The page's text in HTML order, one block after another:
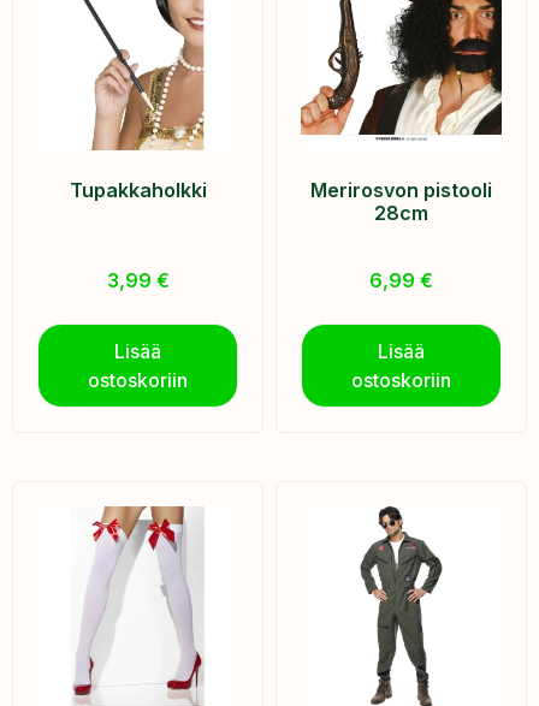
Tupakkaholkki
3,99 €
Lisää
ostoskoriin
Merirosvon pistooli
28cm
6,99 €
Lisää
ostoskoriin